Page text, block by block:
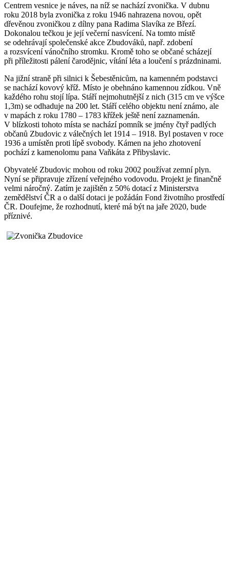
Centrem vesnice je náves, na níž se nachází zvonička. V dubnu
roku 2018 byla zvonička z roku 1946 nahrazena novou, opět
dřevěnou zvoničkou z dílny pana Radima Slavíka ze Březí.
Dokonalou tečkou je její večerní nasvícení. Na tomto místě
se odehrávají společenské akce Zbudováků, např. zdobení
a rozsvícení vánočního stromku. Kromě toho se občané scházejí
při příležitosti pálení čarodějnic, vítání léta a loučení s prázdninami.
Na jižní straně při silnici k Šebestěnicům, na kamenném podstavci
se nachází kovový kříž. Místo je obehnáno kamennou zídkou. Vně
každého rohu stojí lípa. Stáří nejmohutnější z nich (315 cm ve výšce
1,3m) se odhaduje na 200 let. Stáří celého objektu není známo, ale
v mapách z roku 1780 – 1783 křížek ještě není zaznamenán.
V blízkosti tohoto místa se nachází pomník se jmény čtyř padlých
občanů Zbudovic z válečných let 1914 – 1918. Byl postaven v roce
1936 a umístěn proti lípě svobody. Kámen na jeho zhotovení
pochází z kamenolomu pana Vaňkáta z Přibyslavic.
Obyvatelé Zbudovic mohou od roku 2002 používat zemní plyn.
Nyní se připravuje zřízení veřejného vodovodu. Projekt je finančně
velmi náročný. Zatím je zajištěn z 50% dotací z Ministerstva
zemědělství ČR a o další dotaci je požádán Fond životního prostředí
ČR. Doufejme, že rozhodnutí, které má být na jaře 2020, bude
příznivé.